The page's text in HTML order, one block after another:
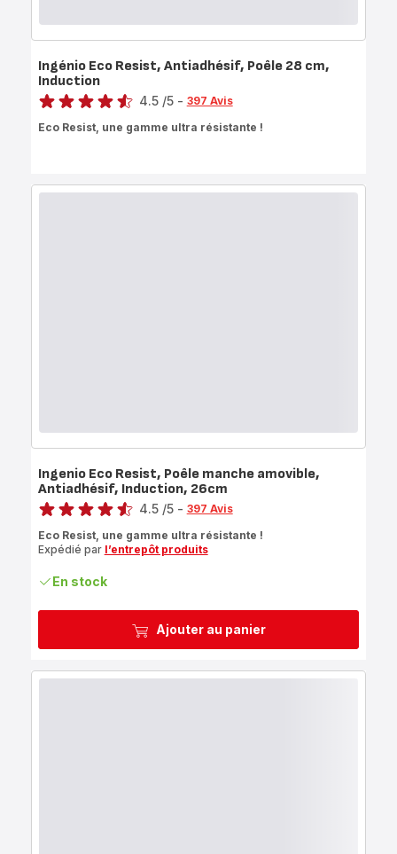
Ingénio Eco Resist, Antiadhésif, Poêle 28 cm,
Induction
Note
4.5 /5 - 397 Avis
Eco Resist, une gamme ultra résistante !
Ajouter au panier
Ingenio Eco Resist, Poêle manche amovible,
Antiadhésif, Induction, 26cm
Note
4.5 /5 - 397 Avis
Eco Resist, une gamme ultra résistante !
Expédié par l’entrepôt produits
En stock